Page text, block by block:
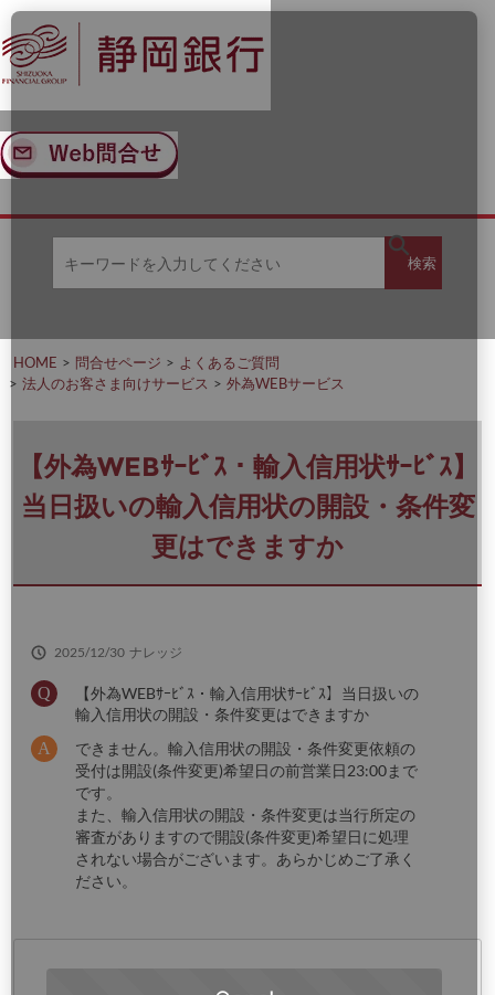
ナ
ビ
ゲ
ー
ン
へ
ス
メ
イ
ン
コ
ン
ツ
へ
ー
ワ
入
力
く
だ
さ
い
検索
検
HOME 問合せページ
よくあるご質問
法人のお客さま向けサービス
外為WEBサービス
【外為WEBｻｰﾋﾞｽ・輸入信用状ｻｰﾋﾞｽ】
当日扱いの輸入信用状の開設・条件変
更はできますか
2025/12/30 ナレッジ
【外為WEBｻｰﾋﾞｽ・輸入信用状ｻｰﾋﾞｽ】当日扱いの
輸入信用状の開設・条件変更はできますか
できません。輸入信用状の開設・条件変更依頼の
受付は開設(条件変更)希望日の前営業日23:00まで
です。
また、輸入信用状の開設・条件変更は当行所定の
審査がありますので開設(条件変更)希望日に処理
されない場合がございます。あらかじめご了承く
ださい。